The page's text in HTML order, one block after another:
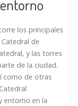
los principales
de
y las torres
de la ciudad.
como de otras
entorno en la